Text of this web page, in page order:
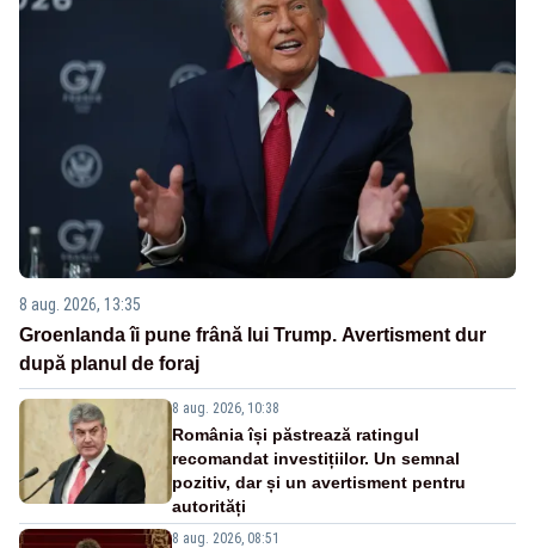
8 aug. 2026, 13:35
Groenlanda îi pune frână lui Trump. Avertisment dur
după planul de foraj
8 aug. 2026, 10:38
România își păstrează ratingul
recomandat investițiilor. Un semnal
pozitiv, dar și un avertisment pentru
autorități
8 aug. 2026, 08:51